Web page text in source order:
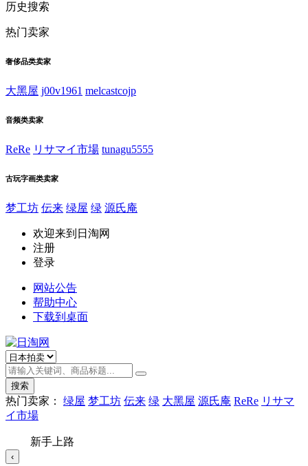
历史搜索
热门卖家
奢侈品类卖家
大黑屋 j00v1961 melcastcojp
音频类卖家
ReRe リサマイ市場 tunagu5555
古玩字画类卖家
梦工坊 伝来 绿屋 绿 源氏庵
欢迎来到日淘网
注册
登录
网站公告
帮助中心
下载到桌面
搜索
热门卖家： 绿屋 梦工坊 伝来 绿 大黑屋 源氏庵 ReRe リサマ
イ市場
新手上路
‹